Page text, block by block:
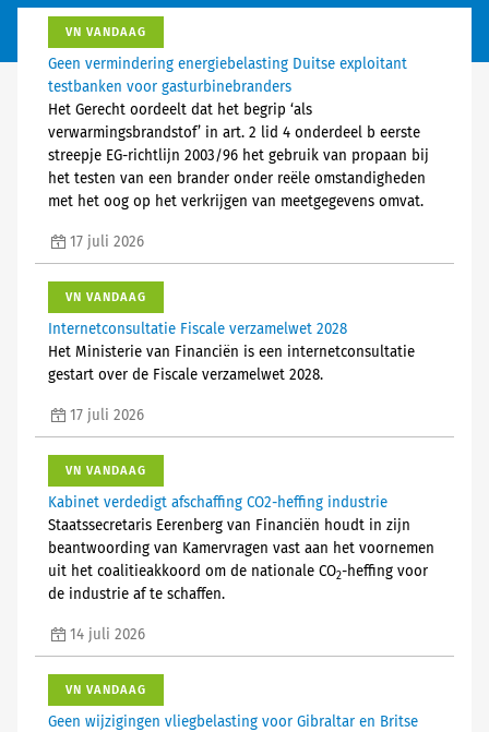
VN VANDAAG
Geen vermindering energiebelasting Duitse exploitant
testbanken voor gasturbinebranders
Het Gerecht oordeelt dat het begrip ‘als
verwarmingsbrandstof’ in art. 2 lid 4 onderdeel b eerste
streepje EG-richtlijn 2003/96 het gebruik van propaan bij
het testen van een brander onder reële omstandigheden
met het oog op het verkrijgen van meetgegevens omvat.
17 juli 2026
VN VANDAAG
Internetconsultatie Fiscale verzamelwet 2028
Het Ministerie van Financiën is een internetconsultatie
gestart over de Fiscale verzamelwet 2028.
17 juli 2026
VN VANDAAG
Kabinet verdedigt afschaffing CO2-heffing industrie
Staatssecretaris Eerenberg van Financiën houdt in zijn
beantwoording van Kamervragen vast aan het voornemen
uit het coalitieakkoord om de nationale CO2-heffing voor
de industrie af te schaffen.
14 juli 2026
VN VANDAAG
Geen wijzigingen vliegbelasting voor Gibraltar en Britse